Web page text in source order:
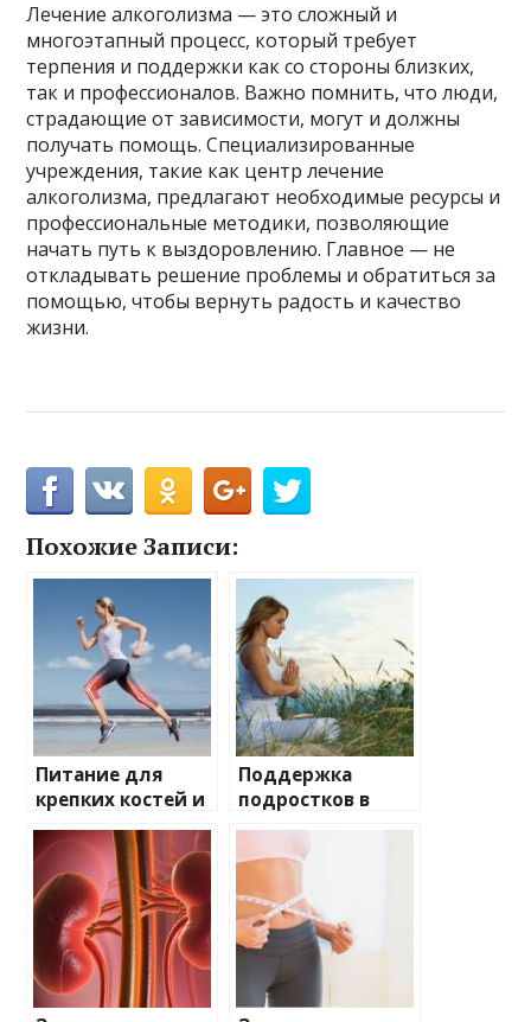
Лечение алкоголизма — это сложный и
многоэтапный процесс, который требует
терпения и поддержки как со стороны близких,
так и профессионалов. Важно помнить, что люди,
страдающие от зависимости, могут и должны
получать помощь. Специализированные
учреждения, такие как центр лечение
алкоголизма, предлагают необходимые ресурсы и
профессиональные методики, позволяющие
начать путь к выздоровлению. Главное — не
откладывать решение проблемы и обратиться за
помощью, чтобы вернуть радость и качество
жизни.
Похожие Записи:
Питание для
крепких костей и
здоровых
суставов
Поддержка
подростков в
сложные времена
психическому
здоровью